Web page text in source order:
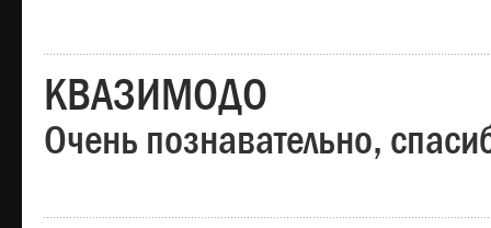
КВАЗИМОДО
Очень познавательно,